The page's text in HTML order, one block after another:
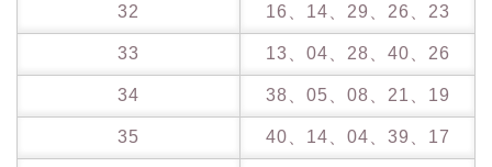
32 16、14、29、26、23
33 13、04、28、40、26
34 38、05、08、21、19
35 40、14、04、39、17